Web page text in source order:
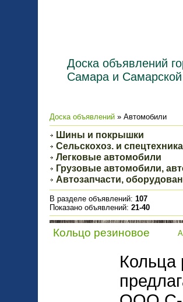
Доска объявлений
Самара и
Доска объявлений » Автомобили
Шины и покрышки
Сельскохоз. и спецтехника
Легковые автомобили
Грузовые автомобили,
Автозапчасти,
В разделе объявлений: 107
Показано объявлений: 21-40
Кольцо резиновое
Кольца